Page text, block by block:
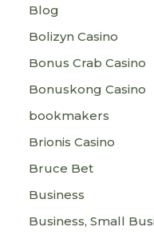
Blog
Bolizyn Casino
Bonus Crab Casino
Bonuskong Casino
bookmakers
Brionis Casino
Bruce Bet
Business
Business, Small